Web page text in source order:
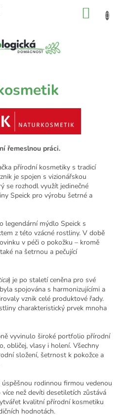
řemeslnou práci.
přírodní kosmetiky s tradicí
je spojen s vizionářskou
se rozhodl využít jedinečné
Speick pro výrobu šetrné a
legendární mýdlo Speick s
z této vzácné rostliny. V době
v péči o pokožku – kromě
na šetrnou a pečující
) je po staletí ceněna pro své
spojována s harmonizujícími a
vznik celé produktové řady.
charakteristický prvek mnoha
vyvinulo široké portfolio přírodní
obličej, vlasy i holení. Všechny
složení, šetrnost k pokožce a
rodinnou firmou vedenou
než devíti desetiletích zůstává
kvalitní přírodní kosmetiku
hodnotách.